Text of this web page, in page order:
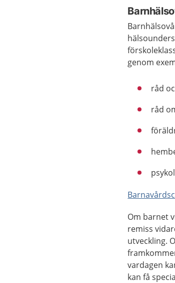
genom
råd
råd
Om barnet
remiss
utveckling.
vardagen
kan få